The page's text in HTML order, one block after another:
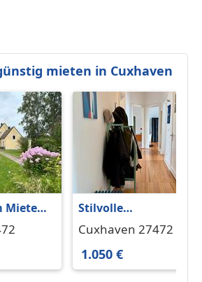
mieten in Cuxhaven
Mieten
€ 95
Stilvolle
Altbauwohnung im
Cuxhaven 27472
1.050 €